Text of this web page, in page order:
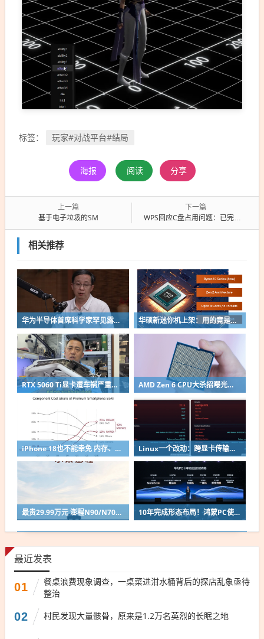
标签： 玩家#对战平台#结局
海报 阅读 分享
上一篇
基于电子垃圾的SM
下一篇
WPS回应C盘占用问题：已完成排查并启动优化 将上线磁盘存储管理功能
相关推荐
华为半导体首席科学家罕见露面：摩尔定律迭代逻辑已变 经济性早已停滞 华硕新迷你机上架：用的竟是AMD Zen 2改名老芯片！
RTX 5060 Ti显卡遭车祸严重变形：因PCB短未伤到核心成功修复 AMD Zen 6 CPU大杀招曝光：不再无脑全核拉满！
iPhone 18也不能幸免 内存、闪存吞噬手机利润：成本占到43% Linux一个改动：跨显卡传输性能涨超80%！
最贵29.99万元 澎程N90/N70官宣后！雷军：要让小米汽车走出米粉圈 10年完成形态布局！鸿蒙PC使用时长已与华为传统架构Windows电脑持平
最近发表
01
餐桌浪费现象调查，一桌菜进泔水桶背后的探店乱象亟待
整治
02 村民发现大量骸骨，原来是1.2万名英烈的长眠之地